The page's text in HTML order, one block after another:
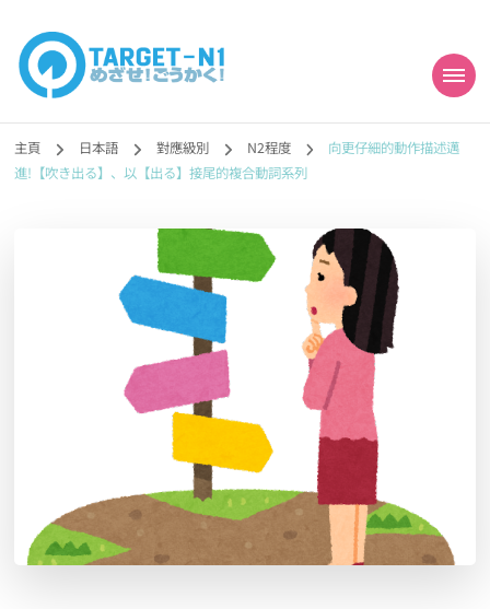
目標!!日本語能力試
N1合格
勉強コンテンツも追加予定!!】
主頁 日本語 對應級別 N2程度
向更仔細的動作描述邁
進!【吹き出る】、以【出る】接尾的複合動詞系列